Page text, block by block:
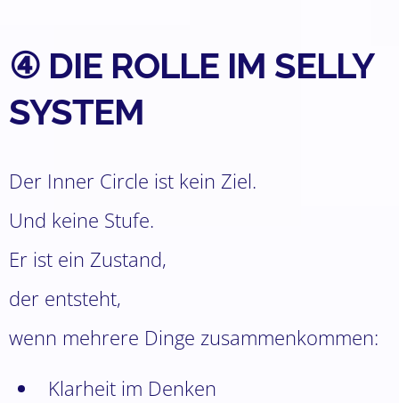
④ DIE ROLLE IM SELLY
SYSTEM
Der Inner Circle ist kein Ziel.
Und keine Stufe.
Er ist ein Zustand,
der entsteht,
wenn mehrere Dinge zusammenkommen:
Klarheit im Denken